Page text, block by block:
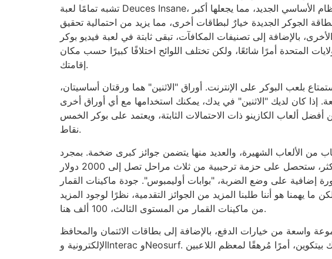
تشبه تمامًا لعبة Deuces Insane، ولكن هنا، تُضاف المزيد من الأوراق إلى النظام الأساسي الجديد، مما يجعلها أكبر
كما أن بطاقة الجوكر الجديدة خيارٌ لبطاقات أخرى، مما يزيد من احتمالية تحقيق
بالإضافة إلى تصنيفات المكافآت، تبقى ثابتة في لعبة فيديو بوكر
المتحدة أمرًا شائعًا، ولكن تختلف اللوائح اختلافًا كبيرًا حسب مكان
إقامتك.
بلعب البوكر على الإنترنت. أوراق "الاثنين" هما ورقتان أساسيتان،
إذا كان لديك "الاثنين" في يدك، يمكنك استخدامها مع أي أوراق أخرى
ألعاب الكازينو ذات الاحتمالات الثابتة، ويعتمد على بوكر الخمس
نقاط.
الألعاب الشهيرة، والعديد منها يتضمن جوائز كبرى ضخمة. بمجرد
إيداعك الأول بقيمة 10 دولارات كندية أو أكثر، ستحصل على حزمة ترحيبية من ثلاث مراحل تصل إلى 2000 دولار
مع رهان إضافي 30 ضعفًا و99 دورة إضافية على وضع الضربة، "بوابات أوليمبوس". جودة ماكينات القمار
ما يهمنا هو أننا طلبنا المزيد من الجوائز التقدمية، نظرًا لوجود المزيد
من ماكينات القمار من المستوى الثالث، 100 ألف هنا.
يومًا. ولكن يُتاح لمعظم المقامرين مجموعة واسعة من خيارات الدفع، بالإضافة إلى بطاقات الائتمان والمحافظ